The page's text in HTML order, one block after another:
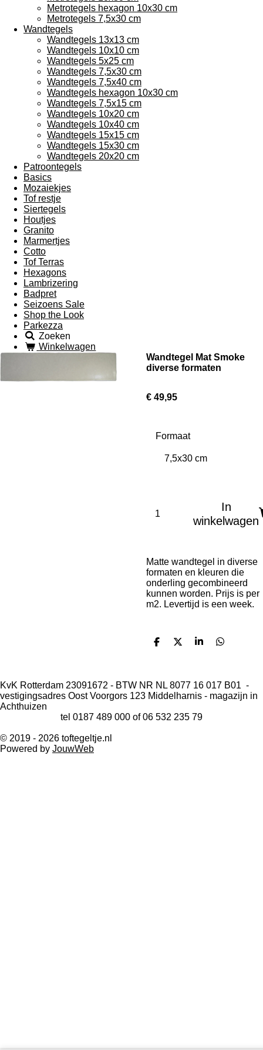
Metrotegels hexagon 10x30 cm
Metrotegels 7,5x30 cm
Wandtegels
Wandtegels 13x13 cm
Wandtegels 10x10 cm
Wandtegels 5x25 cm
Wandtegels 7,5x30 cm
Wandtegels 7,5x40 cm
Wandtegels hexagon 10x30 cm
Wandtegels 7,5x15 cm
Wandtegels 10x20 cm
Wandtegels 10x40 cm
Wandtegels 15x15 cm
Wandtegels 15x30 cm
Wandtegels 20x20 cm
Patroontegels
Basics
Mozaiekjes
Tof restje
Siertegels
Houtjes
Granito
Marmertjes
Cotto
Tof Terras
Hexagons
Lambrizering
Badpret
Seizoens Sale
Shop the Look
Parkezza
Zoeken
Winkelwagen
Wandtegel Mat Smoke
diverse formaten
€ 49,95
Formaat
In
winkelwagen
Matte wandtegel in diverse
formaten en kleuren die
onderling gecombineerd
kunnen worden. Prijs is per
m2. Levertijd is een week.
D
n
D
S
e
D
n
KvK Rotterdam 23091672 - BTW NR NL 8077 16 017 B01 -
vestigingsadres Oost Voorgors 123 Middelharnis - magazijn in
Achthuizen
tel 0187 489 000 of 06 532 235 79
© 2019 - 2026 toftegeltje.nl
Powered by JouwWeb